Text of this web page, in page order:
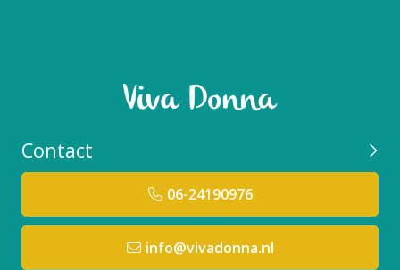
Contact
06-24190976
info@vivadonna.nl